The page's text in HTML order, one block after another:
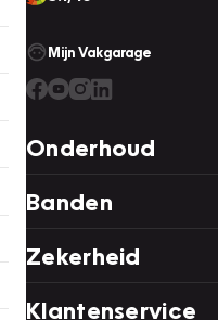
Mijn Vakgarage
Onderhoud
Banden
Zekerheid
Klantenservice